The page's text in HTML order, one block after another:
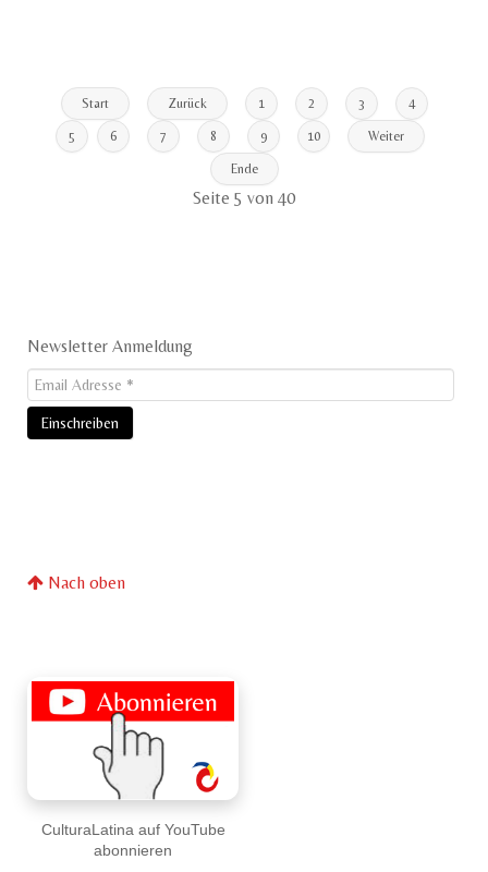
CulturaLatina auf YouTube
abonnieren
Start Zurück 1 2 3 4
5 6 7 8 9 10 Weiter
Ende
Seite 5 von 40
Newsletter Anmeldung
Nach oben